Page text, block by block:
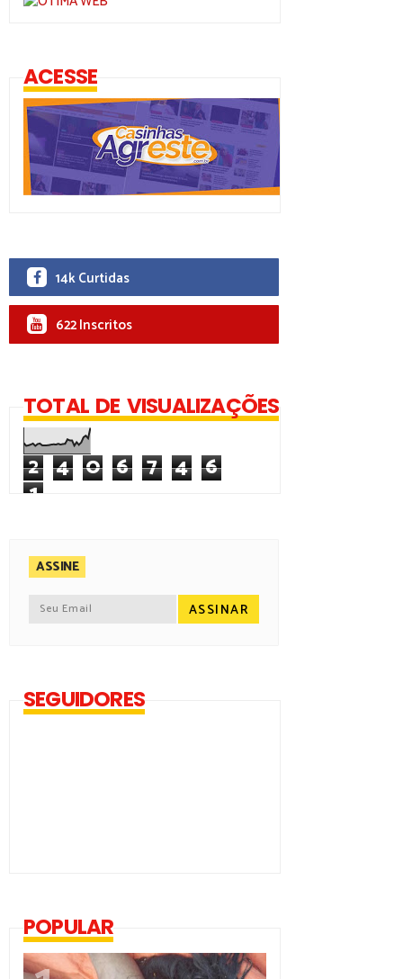
ACESSE
14k Curtidas
622 Inscritos
TOTAL DE VISUALIZAÇÕES
2 4 0 6 7 4 6
1
ASSINE
SEGUIDORES
POPULAR